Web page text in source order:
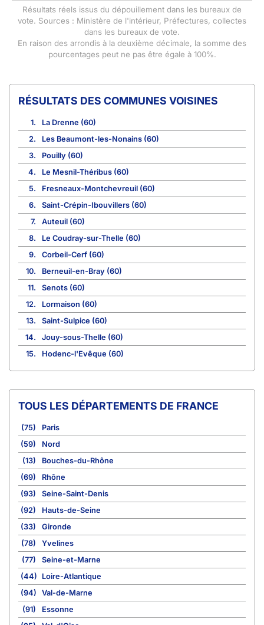
Résultats réels issus du dépouillement dans les bureaux de
vote. Sources : Ministère de l'intérieur, Préfectures, collectes
dans les bureaux de vote.
En raison des arrondis à la deuxième décimale, la somme des
pourcentages peut ne pas être égale à 100%.
COMMUNES VOISINES
1.
La Drenne (60)
2.
Les Beaumont-les-Nonains (60)
3.
Pouilly (60)
4.
Le Mesnil-Théribus (60)
5.
Fresneaux-Montchevreuil (60)
6.
Saint-Crépin-Ibouvillers (60)
7.
Auteuil (60)
8.
Le Coudray-sur-Thelle (60)
9.
Corbeil-Cerf (60)
10.
Berneuil-en-Bray (60)
11.
Senots (60)
12.
Lormaison (60)
13.
Saint-Sulpice (60)
14.
Jouy-sous-Thelle (60)
15.
Hodenc-l'Evêque (60)
TOUS LES DÉPARTEMENTS DE FRANCE
(75)
Paris
(59)
Nord
(13)
Bouches-du-Rhône
(69)
Rhône
(93)
Seine-Saint-Denis
(92)
Hauts-de-Seine
(33)
Gironde
(78)
Yvelines
(77)
Seine-et-Marne
(44)
Loire-Atlantique
(94)
Val-de-Marne
(91)
Essonne